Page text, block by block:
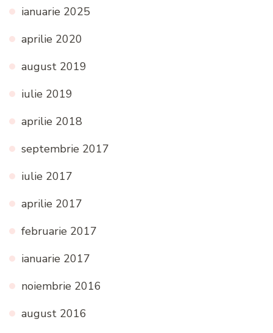
ianuarie 2025
aprilie 2020
august 2019
iulie 2019
aprilie 2018
septembrie 2017
iulie 2017
aprilie 2017
februarie 2017
ianuarie 2017
noiembrie 2016
august 2016